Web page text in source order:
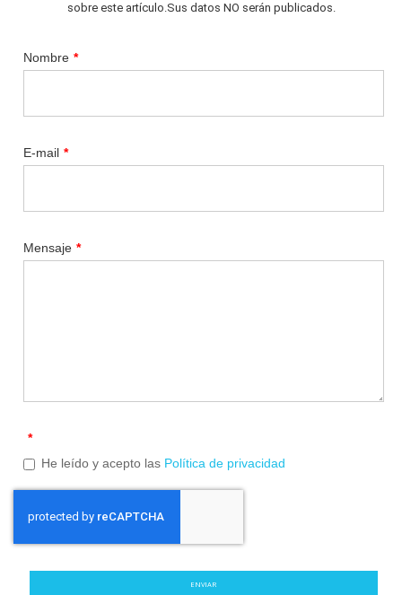
sobre este artículo.Sus datos NO serán publicados.
Nombre *
E-mail *
Mensaje *
*
He leído y acepto las Política de privacidad
ENVIAR